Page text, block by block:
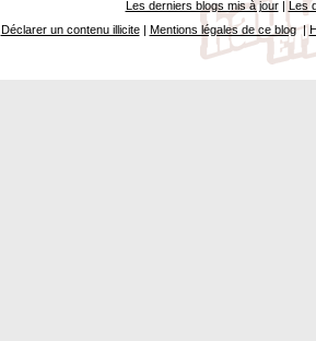
Les derniers blogs mis à jour| Les
Déclarer un contenu illicite| Mentions légales de ce blog|